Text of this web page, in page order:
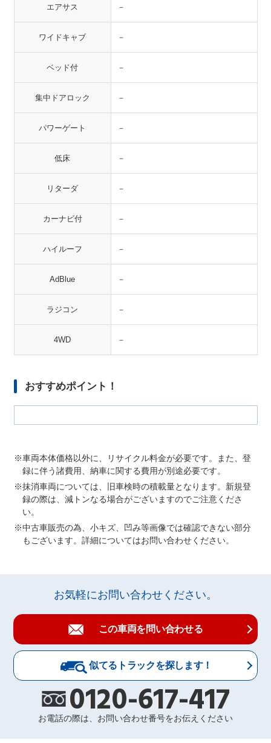
エアサス －
ワイドキャブ －
ベッド付 －
集中ドアロック －
パワーゲート －
低床 －
リターダ －
カーナビ付 －
ハイルーフ －
AdBlue －
ラジコン －
4WD －
おすすめポイント！
車両本体価格以外に、リサイクル料金が必要です。また、登
録に伴う諸費用、納車に関する費用が別途必要です。
抹消車両については、旧車検時の積載量となります。新規登
録の際は、減トンなる場合がございますのでご注意くださ
い。
中古車販売の為、小キズ、凹み等画像では確認できない部分
もございます。詳細についてはお問い合わせください。
お気軽にお問い合わせください。
この車両を問い合わせる
似てるトラックを探します！
0120-617-417
お電話の際は、お問い合わせ番号をお伝えください